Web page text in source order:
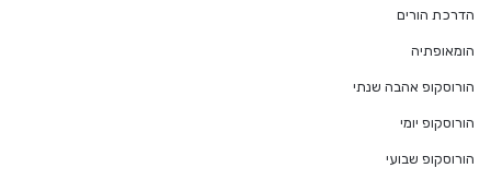
הדרכת הורים
הומאופתיה
הורוסקופ אהבה שנתי
הורוסקופ יומי
הורוסקופ שבועי